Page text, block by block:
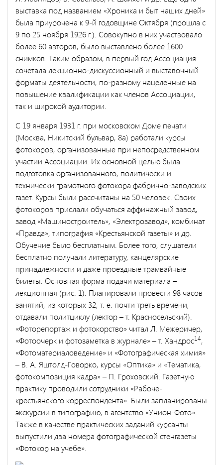
выставка под названием «Хроника и быт наших дней»
была приурочена к 9-й годовщине Октября (прошла с
9 по 25 ноября 1926 г.). Совокупно в них участвовало
более 60 авторов, было выставлено более 1600
снимков. Таким образом, в первый год Ассоциация
сочетала лекционно-дискуссионный и выставочный
форматы деятельности, по-разному нацеленные на
повышение квалификации как членов Ассоциации,
так и широкой аудитории.
С 19 января 1931 г. при московском Доме печати
(Москва, Никитский бульвар, 8а) работали курсы
фотокоров, организованные при непосредственном
участии Ассоциации. Их основной целью была
подготовка организованного, политически и
технически грамотного фотокора фабрично-заводских
газет. Курсы были рассчитаны на 50 человек. Своих
фотокоров прислали обучаться аффинажный завод,
завод «Машиностроитель», «Электрозавод», комбинат
«Правда», типография «Крестьянской газеты» и др.
Обучение было бесплатным. Более того, слушатели
бесплатно получали литературу, канцелярские
принадлежности и даже проездные трамвайные
билеты. Основная форма подачи материала –
лекционная (рис. 1). Планировали провести 98 часов
занятий, из которых 32, т. е. почти треть времени,
отдавали политциклу (лектор – т. Красносельский).
«Фоторепортаж и фотокорство» читал Л. Межеричер,
«Фотоочерк и фотозаметка в журнале» – т. Хандрос14,
«Фотоматериаловедение» и «Фотографическая химия»
– В. А. Яштолд-Говорко, курсы «Оптика» и «Тематика,
фотокомпозиция кадра» – П. Гроховский. Газетную
практику проводили сотрудники «Рабоче-
крестьянского корреспондента». Были запланированы
экскурсии в типографию, в агентство «Унион-Фото».
Также в качестве практических заданий курсанты
выпустили два номера фотографической стенгазеты
«Фотокор на учебе».